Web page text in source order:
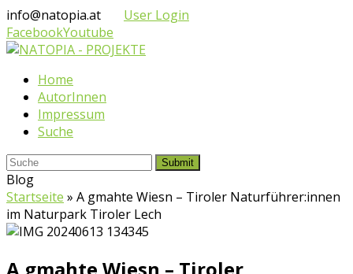
info@natopia.at
User Login
FacebookYoutube
Home
AutorInnen
Impressum
Suche
Submit
Blog
Startseite » A gmahte Wiesn – Tiroler Naturführer:innen
im Naturpark Tiroler Lech